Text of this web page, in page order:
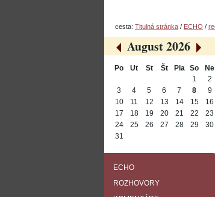
cesta: Titulná stránka / ECHO /
«
August 2026
»
Po Ut St Št Pia So
Ne
1
2
3
4 5 6 7 8
9
10
11 12 13 14 15
16
17
18 19 20 21 22
23
24
25 26 27 28 29
30
31
ECHO
ROZHOVORY